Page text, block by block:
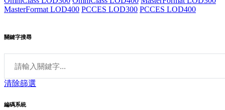
MasterFormat LOD400 PCCES LOD300 PCCES LOD400
關鍵字搜尋
清除篩選
編碼系統